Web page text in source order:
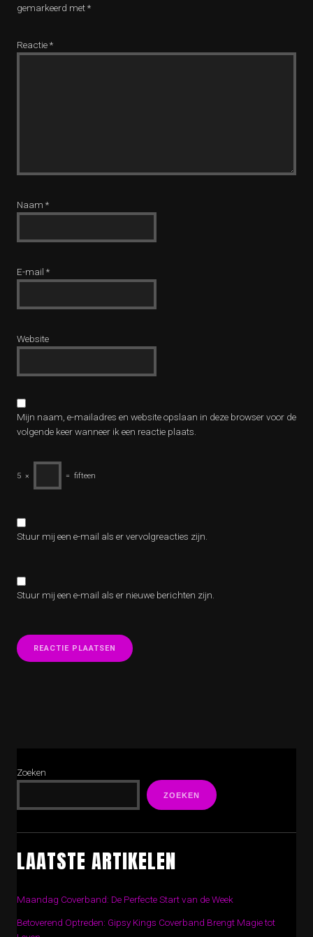
gemarkeerd met*
Reactie*
Naam *
E-mail *
Website
Mijn naam, e-mailadres en website opslaan in deze browser voor de
volgende keer wanneer ik een reactie plaats.
5 × = fifteen
Stuur mij een e-mail als er vervolgreacties zijn.
Stuur mij een e-mail als er nieuwe berichten zijn.
Zoeken
ZOEKEN
LAATSTE ARTIKELEN
Maandag Coverband: De Perfecte Start van de Week
Betoverend Optreden: Gipsy Kings Coverband Brengt Magie tot